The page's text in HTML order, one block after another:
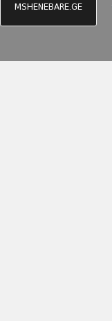
MSHENEBARE.GE